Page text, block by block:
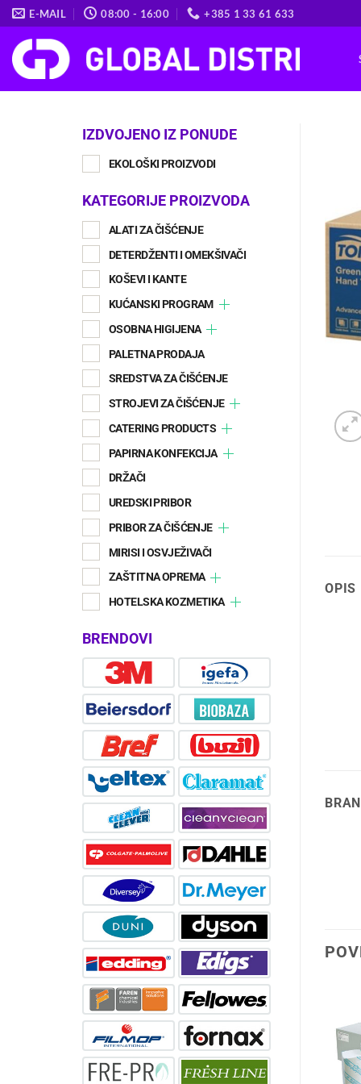
Skip
to
content
E-MAIL 08:00 - 16:00 +385 1 33 61 633
IZDVOJENO IZ PONUDE
EKOLOŠKI PROIZVODI
KATEGORIJE PROIZVODA
ALATI ZA ČIŠĆENJE
DETERDŽENTI I OMEKŠIVAČI
KOŠEVI I KANTE
KUĆANSKI PROGRAM
OSOBNA HIGIJENA
PALETNA PRODAJA
SREDSTVA ZA ČIŠĆENJE
STROJEVI ZA ČIŠĆENJE
CATERING PRODUCTS
PAPIRNA KONFEKCIJA
DRŽAČI
UREDSKI PRIBOR
PRIBOR ZA ČIŠĆENJE
MIRISI I OSVJEŽIVAČI
ZAŠTITNA OPREMA
HOTELSKA KOZMETIKA
BRENDOVI
OPIS
-22%